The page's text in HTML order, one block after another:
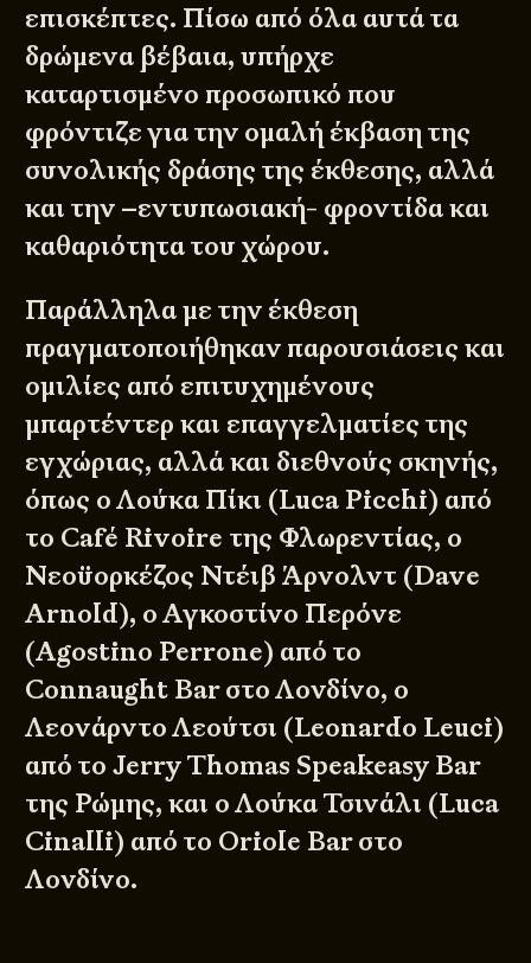
επισκέπτες. Πίσω από όλα αυτά τα
δρώμενα βέβαια, υπήρχε
καταρτισμένο προσωπικό που
φρόντιζε για την ομαλή έκβαση της
συνολικής δράσης της έκθεσης, αλλά
και την –εντυπωσιακή- φροντίδα και
καθαριότητα του χώρου.
Παράλληλα με την έκθεση
πραγματοποιήθηκαν παρουσιάσεις και
ομιλίες από επιτυχημένους
μπαρτέντερ και επαγγελματίες της
εγχώριας, αλλά και διεθνούς σκηνής,
όπως ο Λούκα Πίκι (Luca Picchi) από
το Café Rivoire της Φλωρεντίας, ο
Νεοϋορκέζος Ντέιβ Άρνολντ (Dave
Arnold), ο Αγκοστίνο Περόνε
(Agostino Perrone) από το
Connaught Bar στο Λονδίνο, ο
Λεονάρντο Λεούτσι (Leonardo Leuci)
από το Jerry Thomas Speakeasy Bar
της Ρώμης, και ο Λούκα Τσινάλι (Luca
Cinalli) από το Oriole Bar στο
Λονδίνο.